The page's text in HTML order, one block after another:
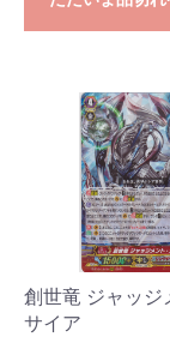
創世竜 ジャッジ
サイア